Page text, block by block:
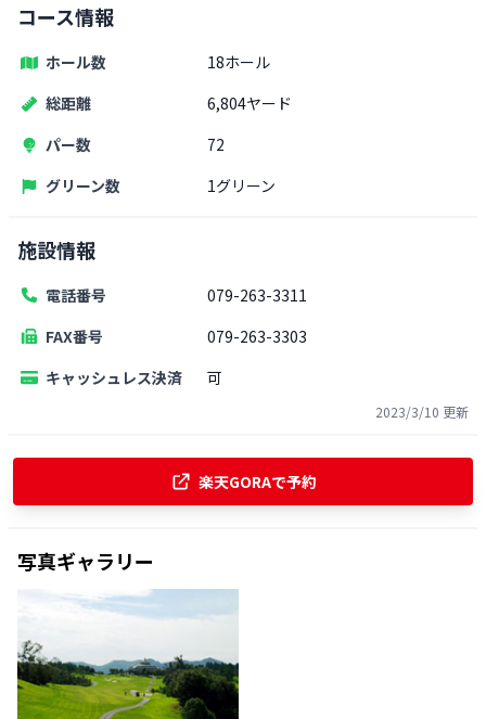
コース情報
ホール数
18ホール
総距離
6,804ヤード
パー数
72
グリーン数
1グリーン
施設情報
電話番号
079-263-3311
FAX番号
079-263-3303
キャッシュレス決済
可
2023/3/10 更新
楽天GORAで予約
写真ギャラリー